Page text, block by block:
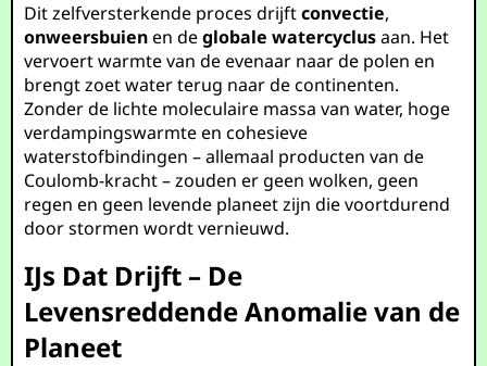
Dit zelfversterkende proces drijftconvectie,
onweersbuienen deglobale watercyclusaan. Het
vervoert warmte van de evenaar naar de polen en
brengt zoet water terug naar de continenten.
Zonder de lichte moleculaire massa van water, hoge
verdampingswarmte en cohesieve
waterstofbindingen – allemaal producten van de
Coulomb-kracht – zouden er geen wolken, geen
regen en geen levende planeet zijn die voortdurend
door stormen wordt vernieuwd.
IJs Dat Drijft – De
Levensreddende Anomalie van de
Planeet